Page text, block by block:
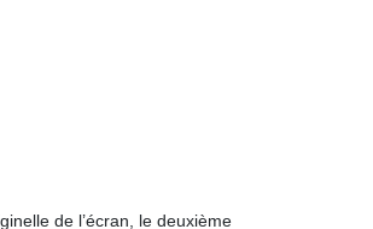
de l’écran, le deuxième